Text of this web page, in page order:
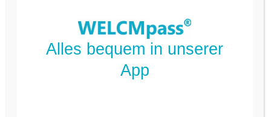
FAQ Kommune
Alles bequem in unserer
App